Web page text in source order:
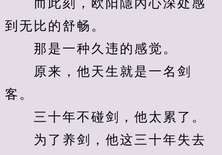
而此刻，欧阳隱內心深处感
到无比的舒畅。
那是一种久违的感觉。
原来，他天生就是一名剑
客。
三十年不碰剑，他太累了。
为了养剑，他这三十年失去